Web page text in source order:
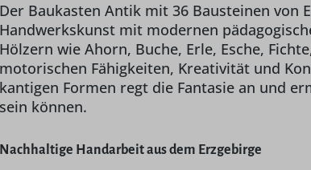
Der Baukasten Antik mit 36 Bausteinen
Handwerkskunst mit modernen
Hölzern wie Ahorn, Buche, Erle, Esche,
motorischen Fähigkeiten, Kreativität und
kantigen Formen regt die Fantasie an und
sein können.
Nachhaltige Handarbeit aus dem Erzgebirge